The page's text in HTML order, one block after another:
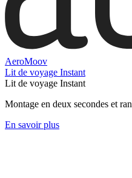
AeroMoov
Lit de voyage Instant
Lit de voyage Instant
Montage en deux secondes et
En savoir plus